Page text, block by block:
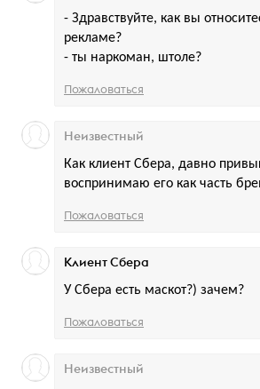
- Здравствуйте, как вы
рекламе?
- ты наркоман, штоле?
Пожаловаться
Как клиент Сбера, давно
воспринимаю его как часть
Неизвестный
Пожаловаться
У Сбера есть маскот?) зачем?
Клиент Сбера
Пожаловаться
Неизвестный